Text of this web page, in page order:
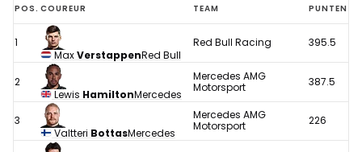
POS. COUREUR TEAM PUNTEN
1
MaxVerstappenRed Bull
Red Bull Racing 395.5
2
Lewis HamiltonMercedes
Mercedes AMG
Motorsport
387.5
3
Valtteri BottasMercedes
Mercedes AMG
Motorsport
226